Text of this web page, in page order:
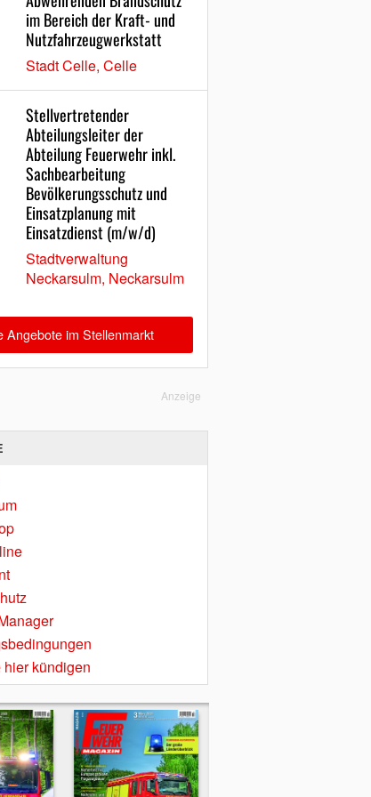
im Bereich der Kraft- und
Nutzfahrzeugwerkstatt
Stadt Celle, Celle
Stellvertretender
Abteilungsleiter der
Abteilung Feuerwehr inkl.
Sachbearbeitung
Bevölkerungsschutz und
Einsatzplanung mit
Einsatzdienst (m/w/d)
Stadtverwaltung
Neckarsulm, Neckarsulm
Angebote im Stellenmarkt
Anzeige
hier kündigen